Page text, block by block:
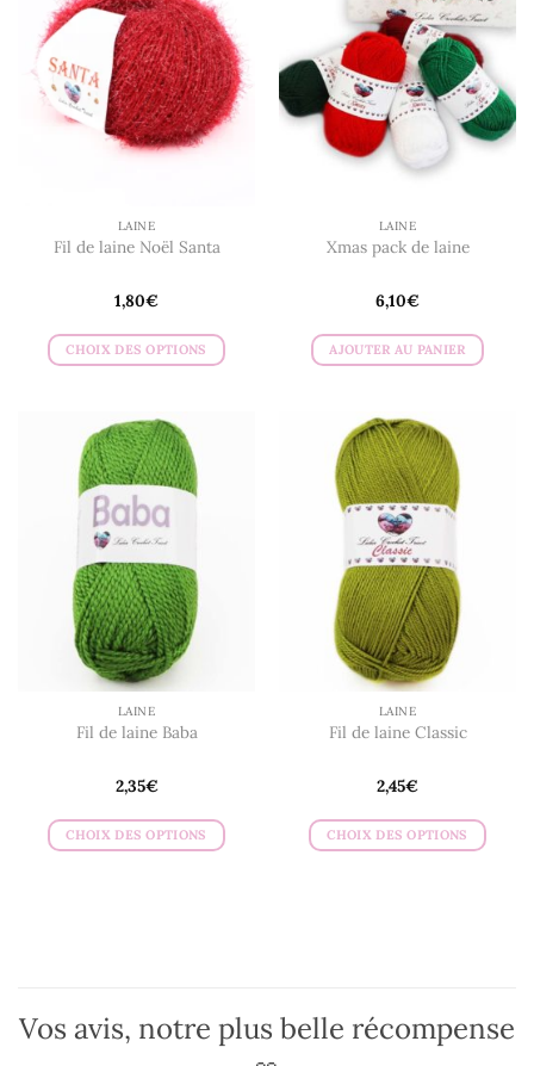
LAINE
Fil de laine Noël Santa
1,80€
CHOIX DES OPTIONS
a
plusieurs
variations.
Les
options
peuvent
être
choisies
sur
la
page
du
produit
LAINE
Xmas pack de laine
6,10€
AJOUTER AU PANIER
LAINE
Fil de laine Baba
2,35€
CHOIX DES OPTIONS
peuvent
LAINE
Fil de laine Classic
2,45€
CHOIX DES OPTIONS
peuvent
Vos avis, notre plus belle récompense